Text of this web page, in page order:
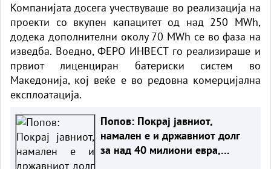
Компанијата досега учествуваше во реализација на
проекти со вкупен капацитет од над 250 MWh,
додека дополнителни околу 70 MWh се во фаза на
изведба. Воедно, ФЕРО ИНВЕСТ го реализираше и
првиот лиценциран батериски систем во
Македонија, кој веќе е во редовна комерцијална
експлоатација.
Попов: Покрај јавниот,
намален е и државниот долг
за над 40 милиони евра,